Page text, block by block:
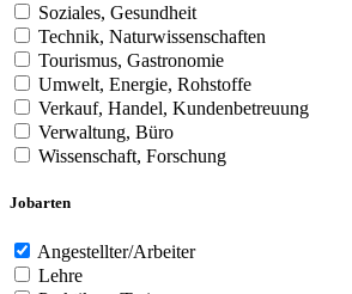
Soziales, Gesundheit
Technik, Naturwissenschaften
Tourismus, Gastronomie
Umwelt, Energie, Rohstoffe
Verkauf, Handel, Kundenbetreuung
Verwaltung, Büro
Wissenschaft, Forschung
Jobarten
Angestellter/Arbeiter
Lehre